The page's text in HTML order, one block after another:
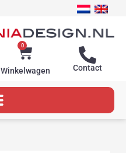
0
Winkelwagen
Winkelwagen Contact